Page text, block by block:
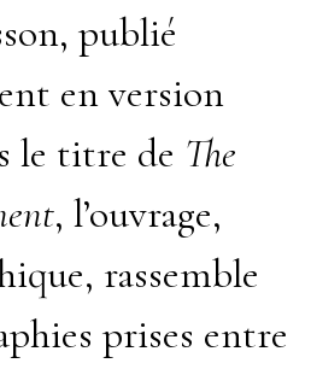
publié
en version
le titre de The
, l’ouvrage,
rassemble
prises entre